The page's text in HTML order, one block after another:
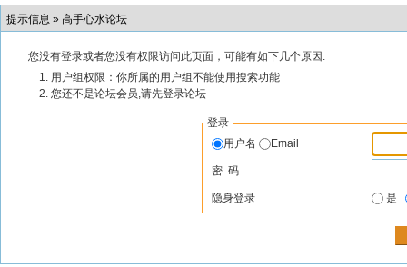
提示信息 » 高手心水论坛
您没有登录或者您没有权限访问此页面，可能有如下几个原因:
用户组权限：你所属的用户组不能使用搜索功能
您还不是论坛会员,请先登录论坛
登录
用户名
Email
密 码
隐身登录 是